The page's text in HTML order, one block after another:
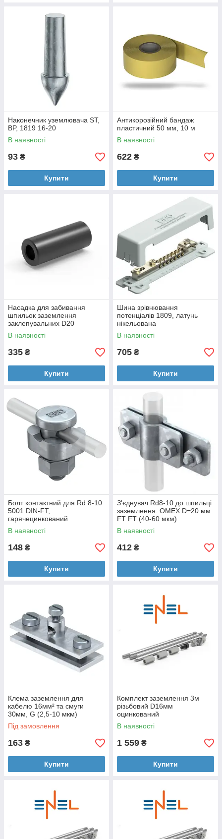
Наконечник уземлювача ST,
BP, 1819 16-20
В наявності
93 ₴
Купити
Антикорозійний бандаж
пластичний 50 мм, 10 м
В наявності
622 ₴
Купити
Насадка для забивання
шпильок заземлення
заклепувальних D20
В наявності
335 ₴
Купити
Шина зрівнювання
потенціалів 1809, латунь
нікельована
В наявності
705 ₴
Купити
Болт контактний для Rd 8-10
5001 DIN-FT,
гарячецинкований
В наявності
148 ₴
Купити
З'єднувач Rd8-10 до шпильці
заземлення. OMEX D=20 мм
FT FT (40-60 мкм)
В наявності
412 ₴
Купити
Клема заземлення для
кабелю 16мм² та смуги
30мм, G (2,5-10 мкм)
Під замовлення
163 ₴
Купити
Комплект заземлення 3м
різьбовий D16мм
оцинкований
В наявності
1 559 ₴
Купити